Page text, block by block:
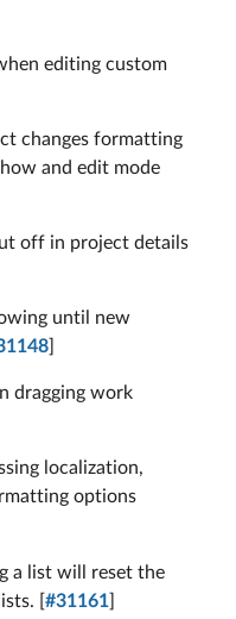
editing custom
changes formatting
and edit mode
off in project details
until new
dragging work
localization,
options
a list will reset the
[ #31161